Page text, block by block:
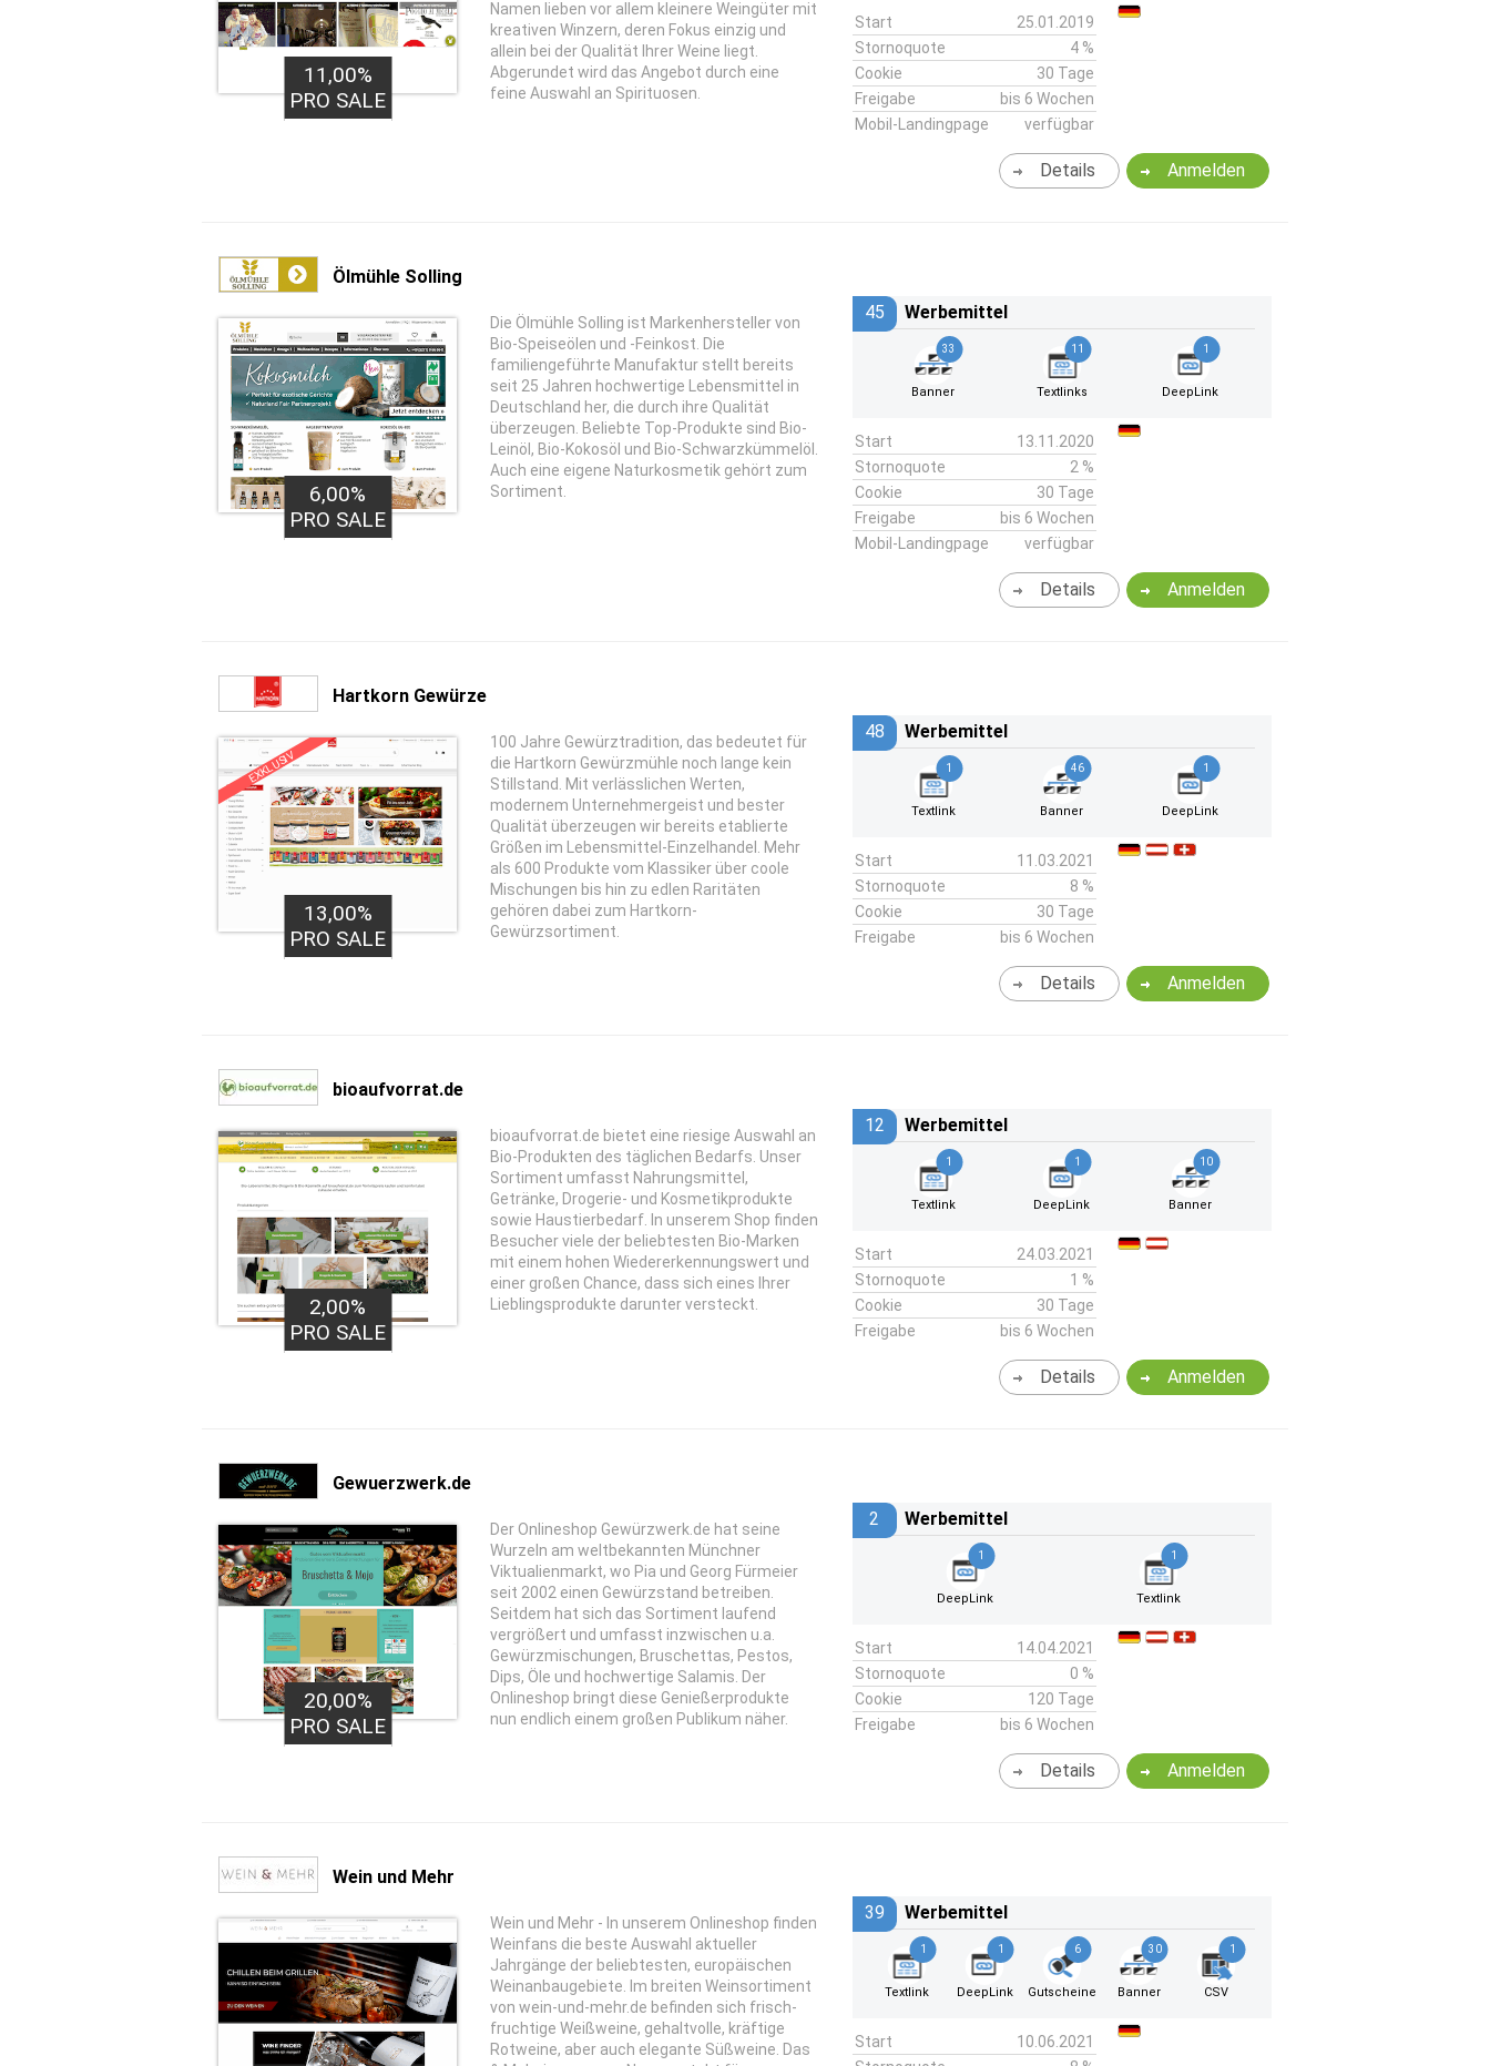
11,00%
PRO SALE
Namen lieben vor allem kleinere Weingüter mit
kreativen Winzern, deren Fokus einzig und
allein bei der Qualität Ihrer Weine liegt.
Abgerundet wird das Angebot durch eine
feine Auswahl an Spirituosen.
Start
25.01.2019
Stornoquote
4 %
Cookie
30 Tage
Freigabe
bis 6 Wochen
Mobil-Landingpage
verfügbar
Anmelden
Details
Ölmühle Solling
6,00%
PRO SALE
Die Ölmühle Solling ist Markenhersteller von
Bio-Speiseölen und -Feinkost. Die
familiengeführte Manufaktur stellt bereits
seit 25 Jahren hochwertige Lebensmittel in
Deutschland her, die durch ihre Qualität
überzeugen. Beliebte Top-Produkte sind Bio-
Leinöl, Bio-Kokosöl und Bio-Schwarzkümmelöl.
Auch eine eigene Naturkosmetik gehört zum
Sortiment.
45 Werbemittel
33
Banner
11
Textlinks
1
DeepLink
Start
13.11.2020
Stornoquote
2 %
Cookie
30 Tage
Freigabe
bis 6 Wochen
Mobil-Landingpage
verfügbar
Anmelden
Details
Hartkorn Gewürze
EXKLUSIV
13,00%
PRO SALE
100 Jahre Gewürztradition, das bedeutet für
die Hartkorn Gewürzmühle noch lange kein
Stillstand. Mit verlässlichen Werten,
modernem Unternehmergeist und bester
Qualität überzeugen wir bereits etablierte
Größen im Lebensmittel-Einzelhandel. Mehr
als 600 Produkte vom Klassiker über coole
Mischungen bis hin zu edlen Raritäten
gehören dabei zum Hartkorn-
Gewürzsortiment.
48 Werbemittel
1
Textlink
46
Banner
1
DeepLink
Start
11.03.2021
Stornoquote
8 %
Cookie
30 Tage
Freigabe
bis 6 Wochen
Anmelden
Details
bioaufvorrat.de
2,00%
PRO SALE
bioaufvorrat.de bietet eine riesige Auswahl an
Bio-Produkten des täglichen Bedarfs. Unser
Sortiment umfasst Nahrungsmittel,
Getränke, Drogerie- und Kosmetikprodukte
sowie Haustierbedarf. In unserem Shop finden
Besucher viele der beliebtesten Bio-Marken
mit einem hohen Wiedererkennungswert und
einer großen Chance, dass sich eines Ihrer
Lieblingsprodukte darunter versteckt.
12 Werbemittel
1
Textlink
1
DeepLink
10
Banner
Start
24.03.2021
Stornoquote
1 %
Cookie
30 Tage
Freigabe
bis 6 Wochen
Anmelden
Details
Gewuerzwerk.de
20,00%
PRO SALE
Der Onlineshop Gewürzwerk.de hat seine
Wurzeln am weltbekannten Münchner
Viktualienmarkt, wo Pia und Georg Fürmeier
seit 2002 einen Gewürzstand betreiben.
Seitdem hat sich das Sortiment laufend
vergrößert und umfasst inzwischen u.a.
Gewürzmischungen, Bruschettas, Pestos,
Dips, Öle und hochwertige Salamis. Der
Onlineshop bringt diese Genießerprodukte
nun endlich einem großen Publikum näher.
2 Werbemittel
1
DeepLink
1
Textlink
Start
14.04.2021
Stornoquote
0 %
Cookie
120 Tage
Freigabe
bis 6 Wochen
Anmelden
Details
Wein und Mehr
Wein und Mehr - In unserem Onlineshop finden
Weinfans die beste Auswahl aktueller
Jahrgänge der beliebtesten, europäischen
Weinanbaugebiete. Im breiten Weinsortiment
von wein-und-mehr.de befinden sich frisch-
fruchtige Weißweine, gehaltvolle, kräftige
Rotweine, aber auch elegante Süßweine. Das
39 Werbemittel
1
Textlink
1
DeepLink
6
Gutscheine
30
Banner
1
CSV
Start
10.06.2021